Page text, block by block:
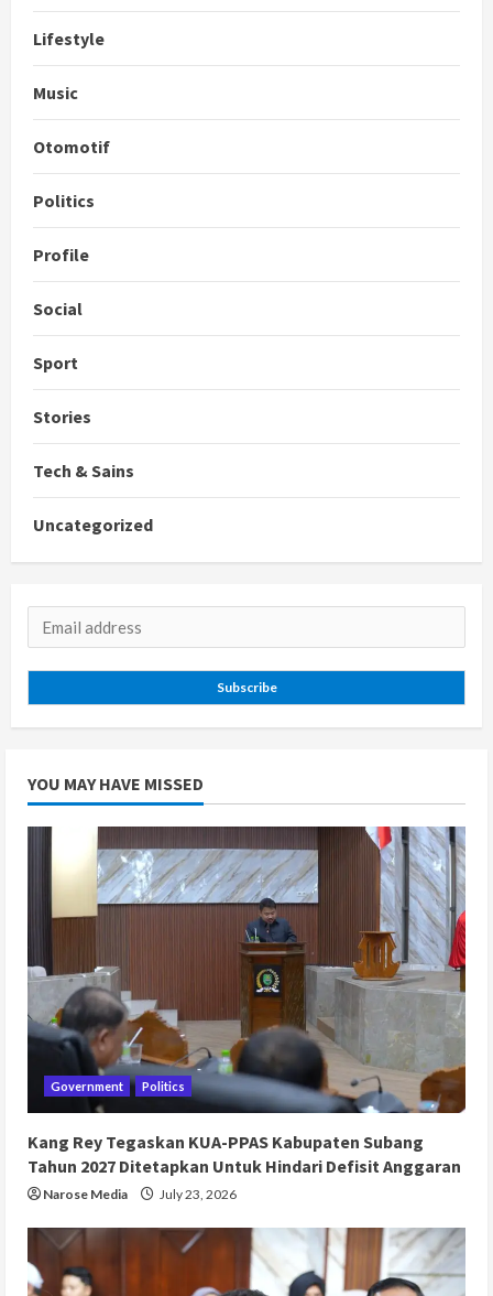
Lifestyle
Music
Otomotif
Politics
Profile
Social
Sport
Stories
Tech & Sains
Uncategorized
Subscribe
YOU MAY HAVE MISSED
Government Politics
Kang Rey Tegaskan KUA-PPAS Kabupaten Subang
Tahun 2027 Ditetapkan Untuk Hindari Defisit Anggaran
Narose Media July 23, 2026